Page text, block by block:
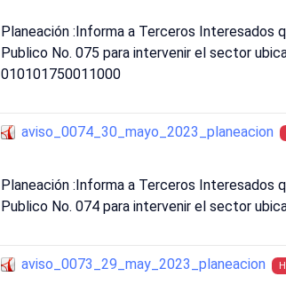
Planeación :Informa a Terceros Interesados
Publico No. 075 para intervenir el sector
010101750011000
aviso_0074_30_mayo_2023_planeacion
Planeación :Informa a Terceros Interesados
Publico No. 074 para intervenir el sector
aviso_0073_29_may_2023_planeacion